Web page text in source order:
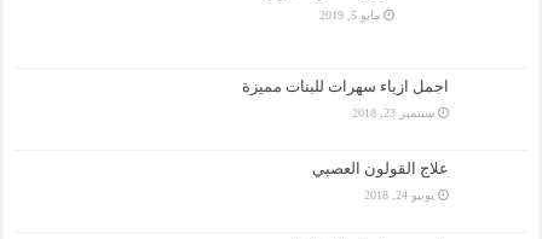
مايو 5, 2019
اجمل ازياء سهرات للبنات مميزة
سبتمبر 23, 2018
علاج القولون العصبي
يونيو 24, 2018